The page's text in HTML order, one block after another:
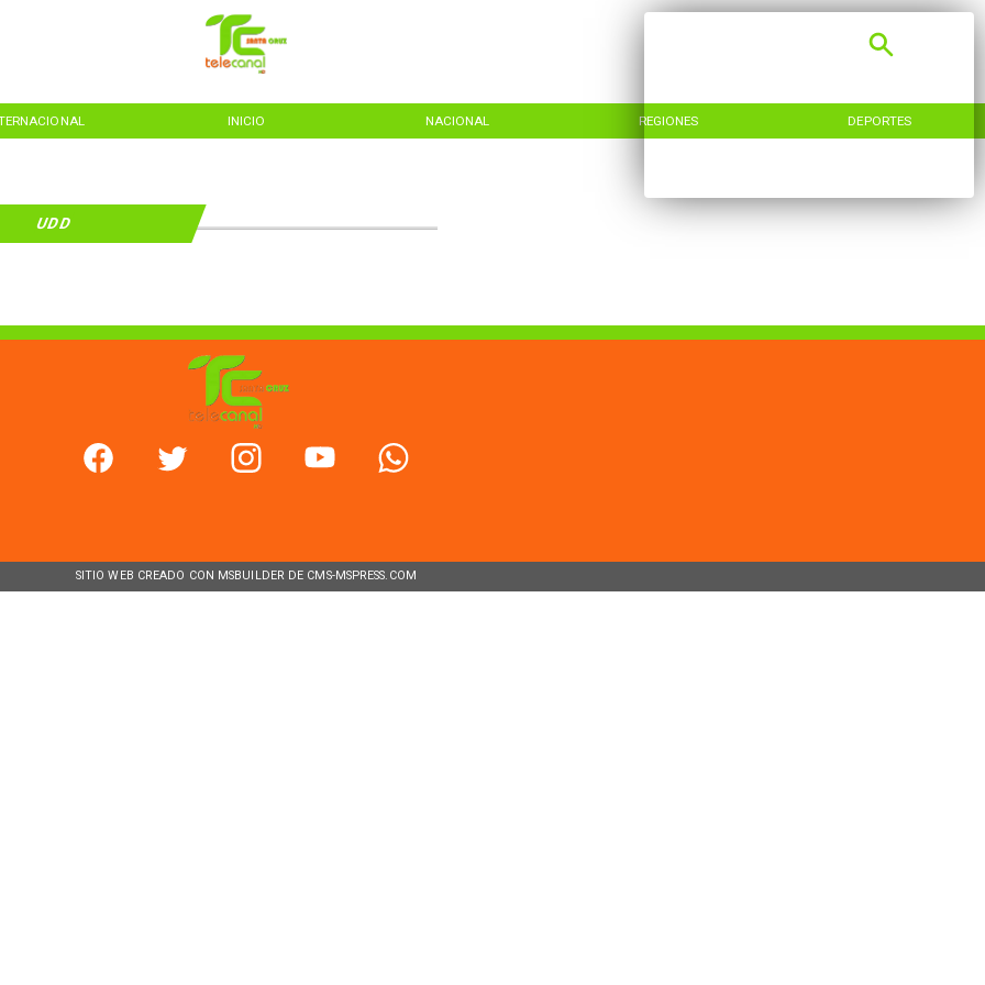
INICIO NACIONAL REGIONES DEPORTES
UDD
SITIO WEB CREADO CON MSBUILDER DE CMS-MSPRESS.COM